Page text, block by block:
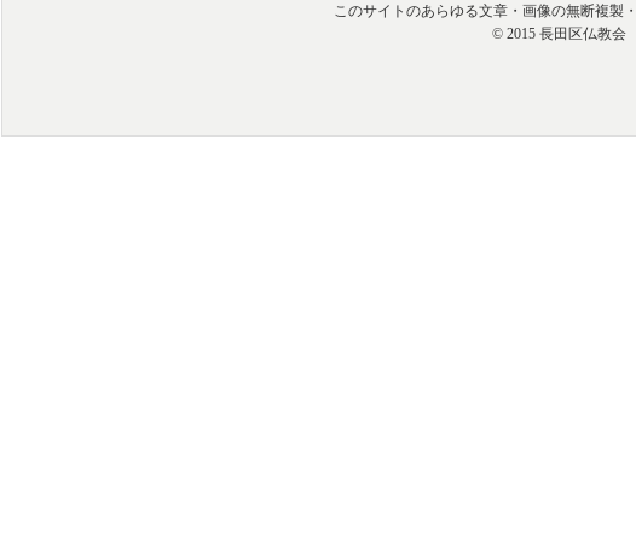
このサイトのあらゆる文章・画像の無断複製
© 2015 長田区仏教会